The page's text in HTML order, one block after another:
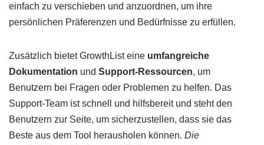
einfach zu verschieben und anzuordnen, um ihre
persönlichen Präferenzen und Bedürfnisse zu erfüllen.
Zusätzlich bietet GrowthList eine umfangreiche
Dokumentation und Support-Ressourcen, um
Benutzern bei Fragen oder Problemen zu helfen. Das
Support-Team ist schnell und hilfsbereit und steht den
Benutzern zur Seite, um sicherzustellen, dass sie das
Beste aus dem Tool herausholen können. Die